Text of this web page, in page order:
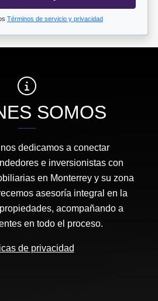
Términos de servicio y privacidad
SOMOS
dedicamos a conectar
e inversionistas con
en Monterrey y su zona
asesoría integral en la
acompañando a
en todo el proceso.
de privacidad